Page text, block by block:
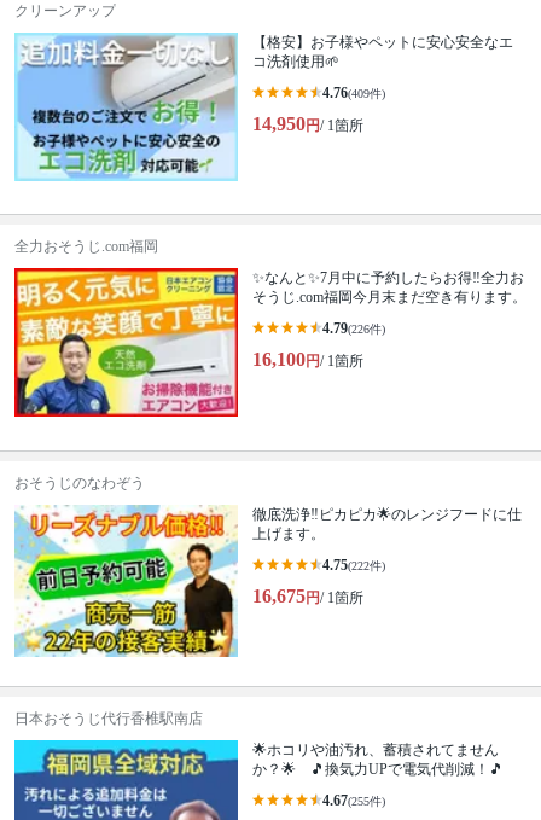
クリーンアップ
【格安】お子様やペットに安心安全なエ
コ洗剤使用🌱
4.76(409件)
14,950円/ 1箇所
全力おそうじ.com福岡
✨なんと✨7月中に予約したらお得‼️全力お
そうじ.com福岡今月末まだ空き有ります。
4.79(226件)
16,100円/ 1箇所
おそうじのなわぞう
徹底洗浄‼️ピカピカ🌟のレンジフードに仕
上げます。
4.75(222件)
16,675円/ 1箇所
日本おそうじ代行香椎駅南店
🌟ホコリや油汚れ、蓄積されてません
か？🌟 🎵換気力UPで電気代削減！🎵
4.67(255件)